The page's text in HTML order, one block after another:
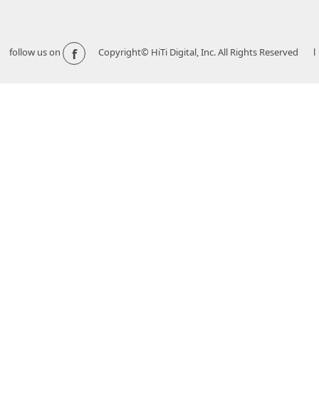
follow us on f Copyright© HiTi Digital, Inc. All Rights Reserved l